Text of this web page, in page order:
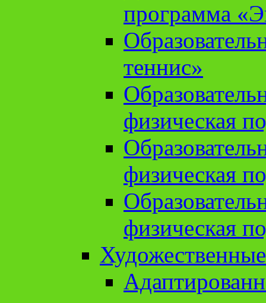
программа
теннис»
физическая
физическая
физическая
Художественные